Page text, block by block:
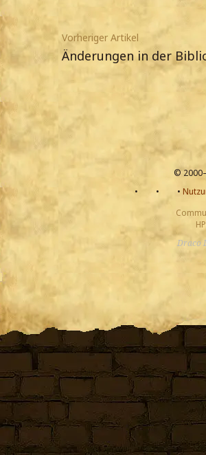
Vorheriger Artikel
Änderungen in der
©
•
• •
Draco